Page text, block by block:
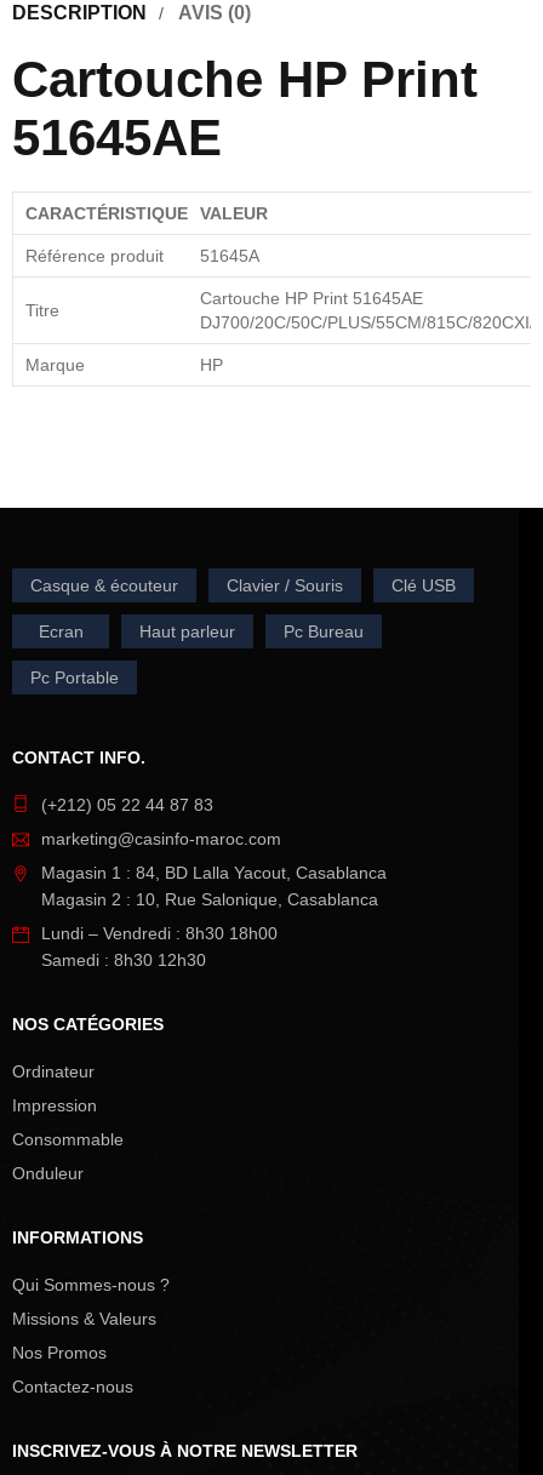
DESCRIPTION AVIS (0)
Cartouche HP Print
51645AE
CARACTÉRISTIQUE VALEUR
Référence produit 51645A
Titre
Cartouche HP Print 51645AE
DJ700/20C/50C/PLUS/55CM/815C/
Marque HP
Casque & écouteur Clavier / Souris Clé USB
Ecran Haut parleur Pc Bureau
Pc Portable
CONTACT INFO.
(+212) 05 22 44 87 83
marketing@casinfo-maroc.com
Magasin 1 : 84, BD Lalla Yacout, Casablanca
Magasin 2 : 10, Rue Salonique, Casablanca
Lundi – Vendredi : 8h30 18h00
Samedi : 8h30 12h30
NOS CATÉGORIES
Ordinateur
Impression
Consommable
Onduleur
INFORMATIONS
Qui Sommes-nous ?
Missions & Valeurs
Nos Promos
Contactez-nous
INSCRIVEZ-VOUS À NOTRE NEWSLETTER